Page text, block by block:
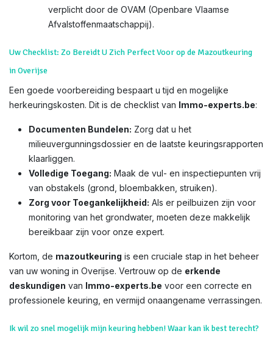
verplicht door de OVAM (Openbare Vlaamse
Afvalstoffenmaatschappij).
Uw Checklist: Zo Bereidt U Zich Perfect Voor op de Mazoutkeuring
in Overijse
Een goede voorbereiding bespaart u tijd en mogelijke
herkeuringskosten. Dit is de checklist van Immo-experts.be:
Documenten Bundelen: Zorg dat u het
milieuvergunningsdossier en de laatste keuringsrapporten
klaarliggen.
Volledige Toegang: Maak de vul- en inspectiepunten vrij
van obstakels (grond, bloembakken, struiken).
Zorg voor Toegankelijkheid: Als er peilbuizen zijn voor
monitoring van het grondwater, moeten deze makkelijk
bereikbaar zijn voor onze expert.
Kortom, de mazoutkeuring is een cruciale stap in het beheer
van uw woning in Overijse. Vertrouw op de erkende
deskundigen van Immo-experts.be voor een correcte en
professionele keuring, en vermijd onaangename verrassingen.
Ik wil zo snel mogelijk mijn keuring hebben! Waar kan ik best terecht?